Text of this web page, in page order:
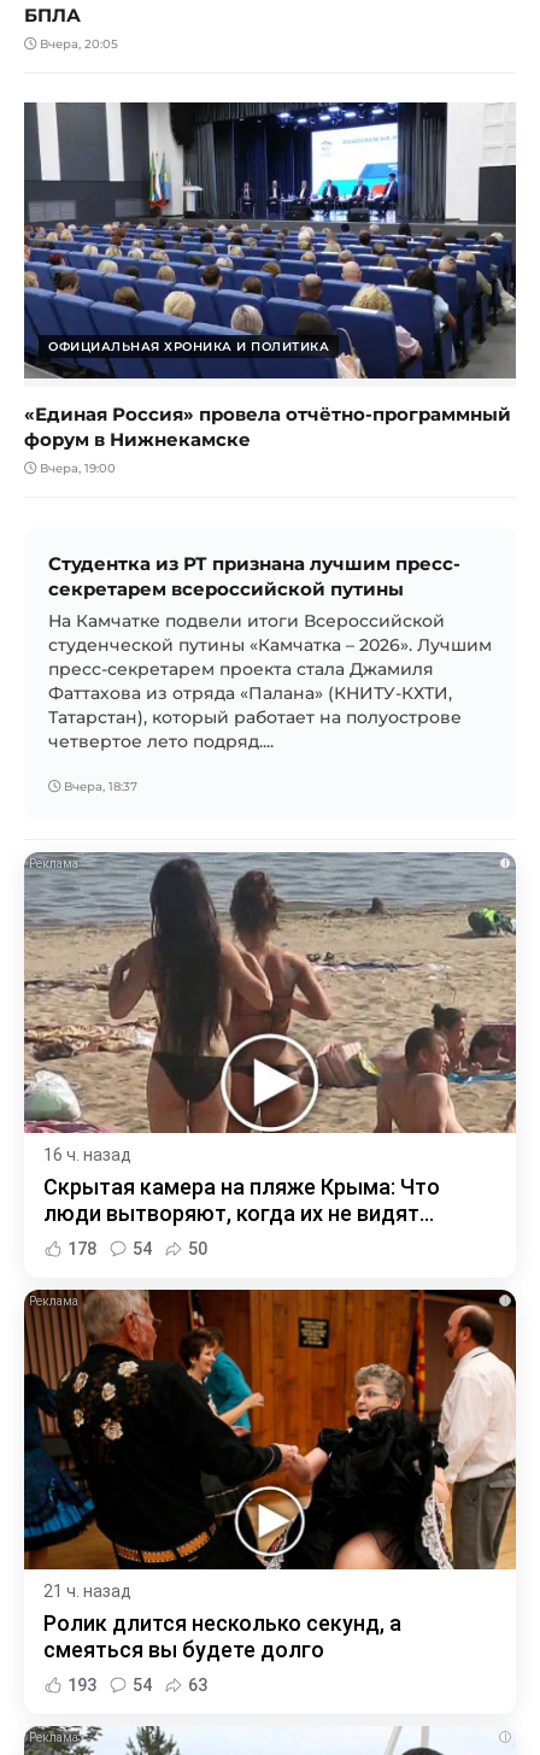
БПЛА
Вчера, 20:05
ОФИЦИАЛЬНАЯ ХРОНИКА И ПОЛИТИКА
«Единая Россия» провела отчётно-программный
форум в Нижнекамске
Вчера, 19:00
Студентка из РТ признана лучшим пресс-
секретарем всероссийской путины
На Камчатке подвели итоги Всероссийской
студенческой путины «Камчатка – 2026». Лучшим
пресс-секретарем проекта стала Джамиля
Фаттахова из отряда «Палана» (КНИТУ-КХТИ,
Татарстан), который работает на полуострове
четвертое лето подряд....
Вчера, 18:37
i
16 ч. назад
Скрытая камера на пляже Крыма: Что
люди вытворяют, когда их не видят...
178 54 50
i
21 ч. назад
Ролик длится несколько секунд, а
смеяться вы будете долго
193 54 63
i